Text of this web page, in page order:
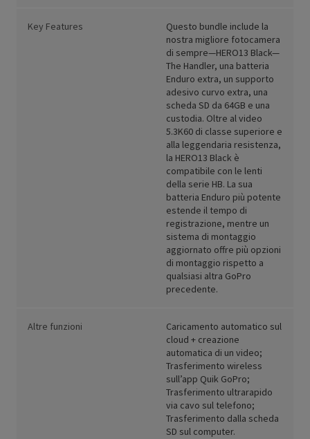
Key Features
Questo bundle include la
nostra migliore fotocamera
di sempre—HERO13 Black—
The Handler, una batteria
Enduro extra, un supporto
adesivo curvo extra, una
scheda SD da 64GB e una
custodia. Oltre al video
5.3K60 di classe superiore e
alla leggendaria resistenza,
la HERO13 Black è
compatibile con le lenti
della serie HB. La sua
batteria Enduro più potente
estende il tempo di
registrazione, mentre un
sistema di montaggio
aggiornato offre più opzioni
di montaggio rispetto a
qualsiasi altra GoPro
precedente.
Altre funzioni
Caricamento automatico sul
cloud + creazione
automatica di un video;
Trasferimento wireless
sull’app Quik GoPro;
Trasferimento ultrarapido
via cavo sul telefono;
Trasferimento dalla scheda
SD sul computer.